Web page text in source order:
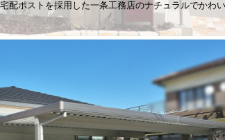
配ポストを採用した一条工務店のナチュラルでかわ